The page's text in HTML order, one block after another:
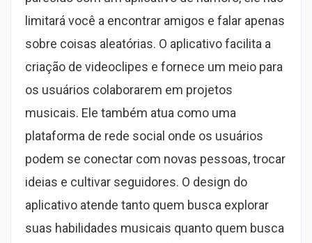
limitará você a encontrar amigos e falar apenas
sobre coisas aleatórias. O aplicativo facilita a
criação de videoclipes e fornece um meio para
os usuários colaborarem em projetos
musicais. Ele também atua como uma
plataforma de rede social onde os usuários
podem se conectar com novas pessoas, trocar
ideias e cultivar seguidores. O design do
aplicativo atende tanto quem busca explorar
suas habilidades musicais quanto quem busca